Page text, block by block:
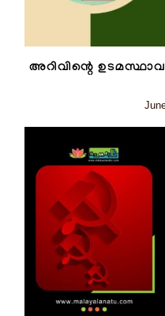
അറിവിന്റെ